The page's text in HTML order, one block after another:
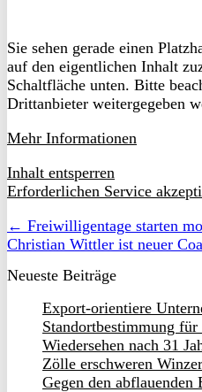
Sie sehen gerade einen
auf den eigentlichen Inhalt
Schaltfläche unten. Bitte
Drittanbieter weitergegeben
Mehr Informationen
Inhalt entsperren
Erforderlichen Service
← Freiwilligentage starten
Christian Wittler ist neuer
Neueste Beiträge
Export-orientiere
Standortbestimmung
Wiedersehen nach 31
Zölle erschweren
Gegen den abflauenden